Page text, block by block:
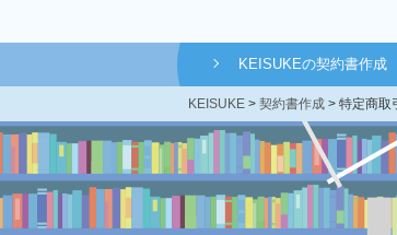
KEISUKEの契約書作成
KEISUKE > 契約書作成 > 特定商取